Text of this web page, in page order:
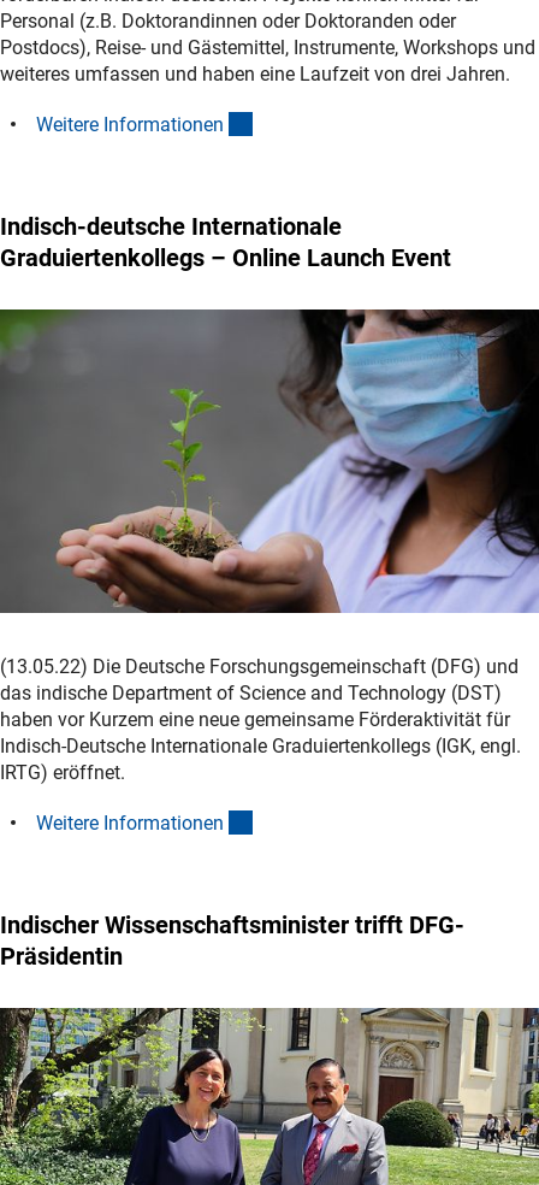
Personal (z.B. Doktorandinnen oder Doktoranden oder
Postdocs), Reise- und Gästemittel, Instrumente, Workshops und
weiteres umfassen und haben eine Laufzeit von drei Jahren.
Weitere Informationen
Indisch-deutsche Internationale
Graduiertenkollegs – Online Launch Event
(13.05.22) Die Deutsche Forschungsgemeinschaft (DFG) und
das indische Department of Science and Technology (DST)
haben vor Kurzem eine neue gemeinsame Förderaktivität für
Indisch-Deutsche Internationale Graduiertenkollegs (IGK, engl.
IRTG) eröffnet.
Weitere Informationen
Indischer Wissenschaftsminister trifft DFG-
Präsidentin